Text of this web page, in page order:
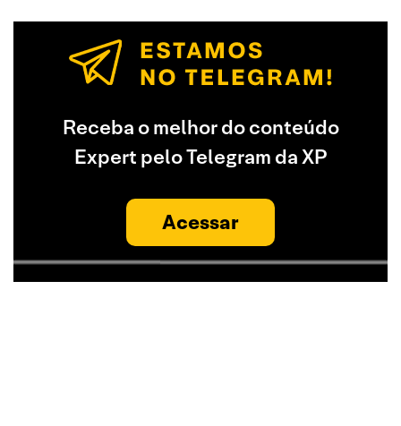
Receba o melhor do conteúdo
Expert pelo Telegram da XP
Acessar